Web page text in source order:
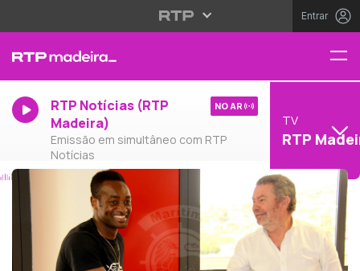
Entrar
RTP Notícias (RTP
Madeira)
Emissão em simultâneo com RTP
Notícias
NO AR
TV
RTP